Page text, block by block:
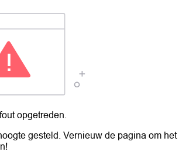
opgetreden.
gesteld. Vernieuw de pagina om het